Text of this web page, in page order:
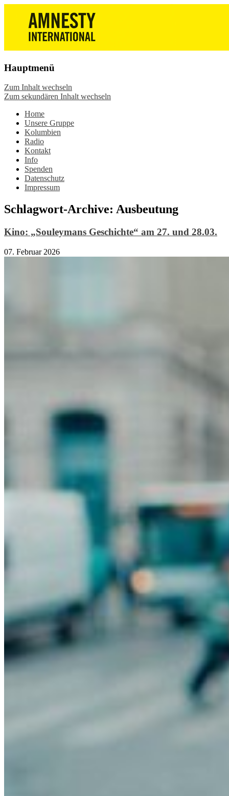
Amnesty International
Wiesbaden – Infos, Adresse,
Gruppentreffen
Die Wiesbadener Amnesty-Gruppen
stellen sich vor, bieten interessante
Veranstaltungen und Aktionen zum
Mitmachen – online oder in der Gruppe.
Sei dabei.
Hauptmenü
Zum Inhalt wechseln
Zum sekundären Inhalt wechseln
Home
Unsere Gruppe
Kolumbien
Radio
Kontakt
Info
Spenden
Datenschutz
Impressum
Schlagwort-Archive: Ausbeutung
Kino: „Souleymans Geschichte“ am 27. und 28.03.
07. Februar 2026